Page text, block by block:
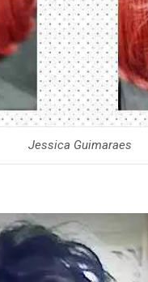
Jessica Guimaraes